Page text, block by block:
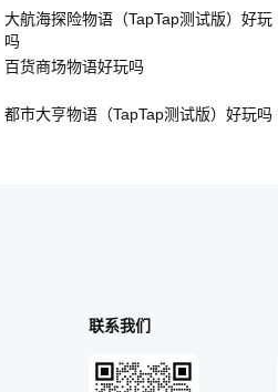
大航海探险物语（TapTap测试版）好玩
吗
百货商场物语好玩吗
都市大亨物语（TapTap测试版）好玩吗
联系我们